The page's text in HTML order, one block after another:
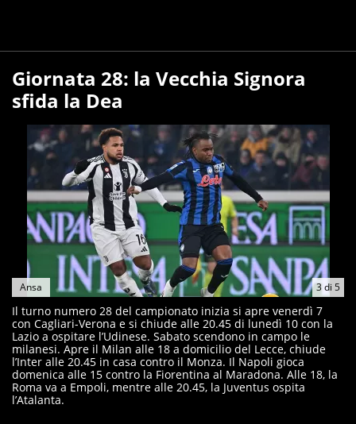
Giornata 28: la Vecchia Signora
sfida la Dea
3di 5
Ansa
Il turno numero 28 del campionato inizia si apre venerdì 7
con Cagliari-Verona e si chiude alle 20.45 di lunedì 10 con la
Lazio a ospitare l’Udinese. Sabato scendono in campo le
milanesi. Apre il Milan alle 18 a domicilio del Lecce, chiude
l’Inter alle 20.45 in casa contro il Monza. Il Napoli gioca
domenica alle 15 contro la Fiorentina al Maradona. Alle 18, la
Roma va a Empoli, mentre alle 20.45, la Juventus ospita
l’Atalanta.